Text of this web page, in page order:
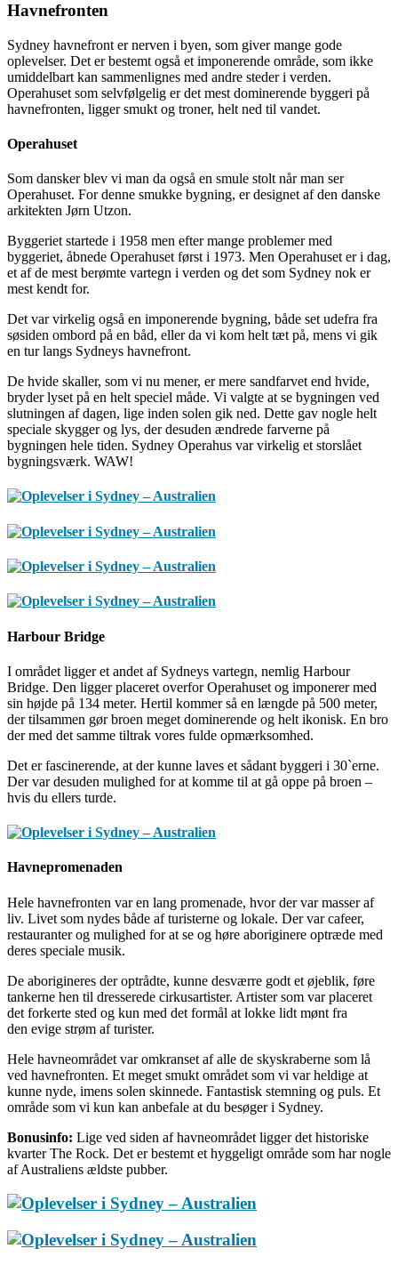
Havnefronten
Sydney havnefront er nerven i byen, som giver mange gode
oplevelser. Det er bestemt også et imponerende område, som ikke
umiddelbart kan sammenlignes med andre steder i verden.
Operahuset som selvfølgelig er det mest dominerende byggeri på
havnefronten, ligger smukt og troner, helt ned til vandet.
Operahuset
Som dansker blev vi man da også en smule stolt når man ser
Operahuset. For denne smukke bygning, er designet af den danske
arkitekten Jørn Utzon.
Byggeriet startede i 1958 men efter mange problemer med
byggeriet, åbnede Operahuset først i 1973. Men Operahuset er i dag,
et af de mest berømte vartegn i verden og det som Sydney nok er
mest kendt for.
Det var virkelig også en imponerende bygning, både set udefra fra
søsiden ombord på en båd, eller da vi kom helt tæt på, mens vi gik
en tur langs Sydneys havnefront.
De hvide skaller, som vi nu mener, er mere sandfarvet end hvide,
bryder lyset på en helt speciel måde. Vi valgte at se bygningen ved
slutningen af dagen, lige inden solen gik ned. Dette gav nogle helt
speciale skygger og lys, der desuden ændrede farverne på
bygningen hele tiden. Sydney Operahus var virkelig et storslået
bygningsværk. WAW!
Harbour Bridge
I området ligger et andet af Sydneys vartegn, nemlig Harbour
Bridge. Den ligger placeret overfor Operahuset og imponerer med
sin højde på 134 meter. Hertil kommer så en længde på 500 meter,
der tilsammen gør broen meget dominerende og helt ikonisk. En bro
der med det samme tiltrak vores fulde opmærksomhed.
Det er fascinerende, at der kunne laves et sådant byggeri i 30`erne.
Der var desuden mulighed for at komme til at gå oppe på broen –
hvis du ellers turde.
Havnepromenaden
Hele havnefronten var en lang promenade, hvor der var masser af
liv. Livet som nydes både af turisterne og lokale. Der var cafeer,
restauranter og mulighed for at se og høre aboriginere optræde med
deres speciale musik.
De aborigineres der optrådte, kunne desværre godt et øjeblik, føre
tankerne hen til dresserede cirkusartister. Artister som var placeret
det forkerte sted og kun med det formål at lokke lidt mønt fra
den evige strøm af turister.
Hele havneområdet var omkranset af alle de skyskraberne som lå
ved havnefronten. Et meget smukt området som vi var heldige at
kunne nyde, imens solen skinnede. Fantastisk stemning og puls. Et
område som vi kun kan anbefale at du besøger i Sydney.
Bonusinfo: Lige ved siden af havneområdet ligger det historiske
kvarter The Rock. Det er bestemt et hyggeligt område som har nogle
af Australiens ældste pubber.